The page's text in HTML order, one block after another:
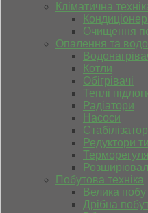
Кліматична
Очищення
Опалення та
Котли
Обігрівачі
Теплі
Радіатори
Насоси
Редуктори
Побутова техніка
Велика
Дрібна